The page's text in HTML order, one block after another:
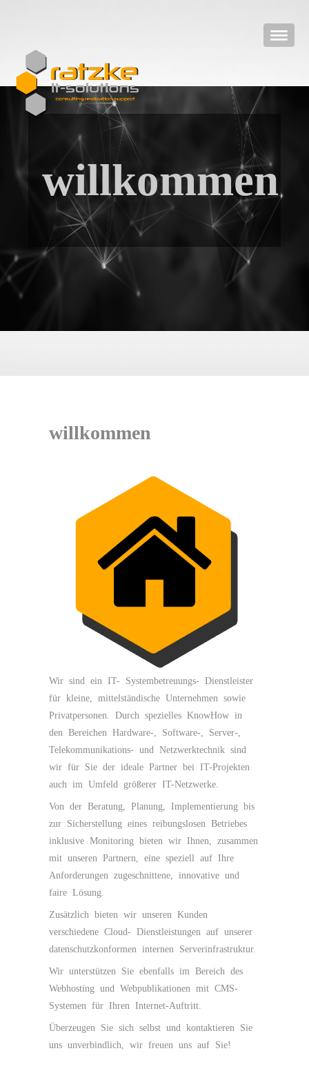
willkommen
willkommen
Wir sind ein IT- Systembetreuungs- Dienstleister
für kleine, mittelständische Unternehmen sowie
Privatpersonen. Durch spezielles KnowHow in
den Bereichen Hardware-, Software-, Server-,
Telekommunikations- und Netzwerktechnik sind
wir für Sie der ideale Partner bei IT-Projekten
auch im Umfeld größerer IT-Netzwerke.
Von der Beratung, Planung, Implementierung bis
zur Sicherstellung eines reibungslosen Betriebes
inklusive Monitoring bieten wir Ihnen, zusammen
mit unseren Partnern, eine speziell auf Ihre
Anforderungen zugeschnittene, innovative und
faire Lösung.
Zusätzlich bieten wir unseren Kunden
verschiedene Cloud- Dienstleistungen auf unserer
datenschutzkonformen internen Serverinfrastruktur.
Wir unterstützen Sie ebenfalls im Bereich des
Webhosting und Webpublikationen mit CMS-
Systemen für Ihren Internet-Auftritt.
Überzeugen Sie sich selbst und kontaktieren Sie
uns unverbindlich, wir freuen uns auf Sie!